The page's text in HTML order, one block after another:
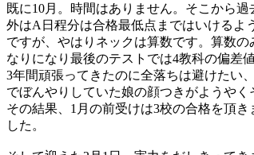
既に10月。時間はありません。そこから
外はA日程分は合格最低点まではいけるよ
ですが、やはりネックは算数です。算数
なりになり最後のテストでは4教科の偏差
3年間頑張ってきたのに全落ちは避けたい
でぼんやりしていた娘の顔つきがようやく
その結果、1月の前受けは3校の合格を頂
した。